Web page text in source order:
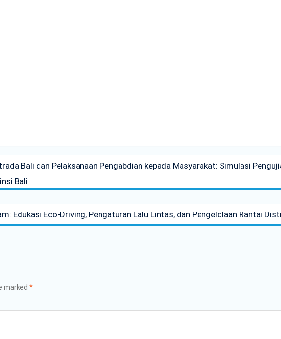
Bali dan Pelaksanaan Pengabdian kepada Masyarakat: Simulasi
Bali
Edukasi Eco-Driving, Pengaturan Lalu Lintas, dan Pengelolaan Rantai
marked *